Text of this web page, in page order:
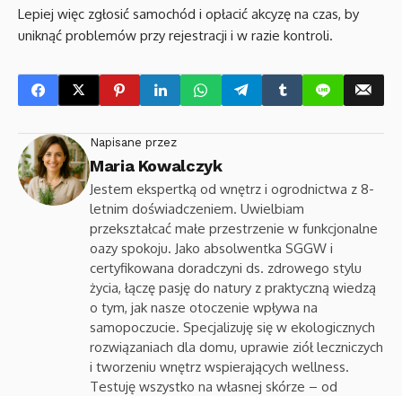
Lepiej więc zgłosić samochód i opłacić akcyzę na czas, by
uniknąć problemów przy rejestracji i w razie kontroli.
Napisane przez
Maria Kowalczyk
Jestem ekspertką od wnętrz i ogrodnictwa z 8-
letnim doświadczeniem. Uwielbiam
przekształcać małe przestrzenie w funkcjonalne
oazy spokoju. Jako absolwentka SGGW i
certyfikowana doradczyni ds. zdrowego stylu
życia, łączę pasję do natury z praktyczną wiedzą
o tym, jak nasze otoczenie wpływa na
samopoczucie. Specjalizuję się w ekologicznych
rozwiązaniach dla domu, uprawie ziół leczniczych
i tworzeniu wnętrz wspierających wellness.
Testuję wszystko na własnej skórze – od